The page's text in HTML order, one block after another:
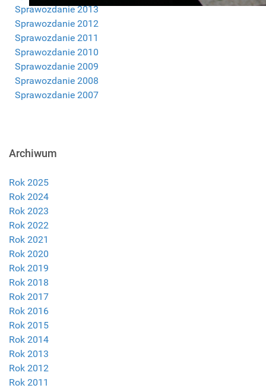
Sprawozdanie 2013
Sprawozdanie 2012
Sprawozdanie 2011
Sprawozdanie 2010
Sprawozdanie 2009
Sprawozdanie 2008
Sprawozdanie 2007
Archiwum
Rok 2025
Rok 2024
Rok 2023
Rok 2022
Rok 2021
Rok 2020
Rok 2019
Rok 2018
Rok 2017
Rok 2016
Rok 2015
Rok 2014
Rok 2013
Rok 2012
Rok 2011